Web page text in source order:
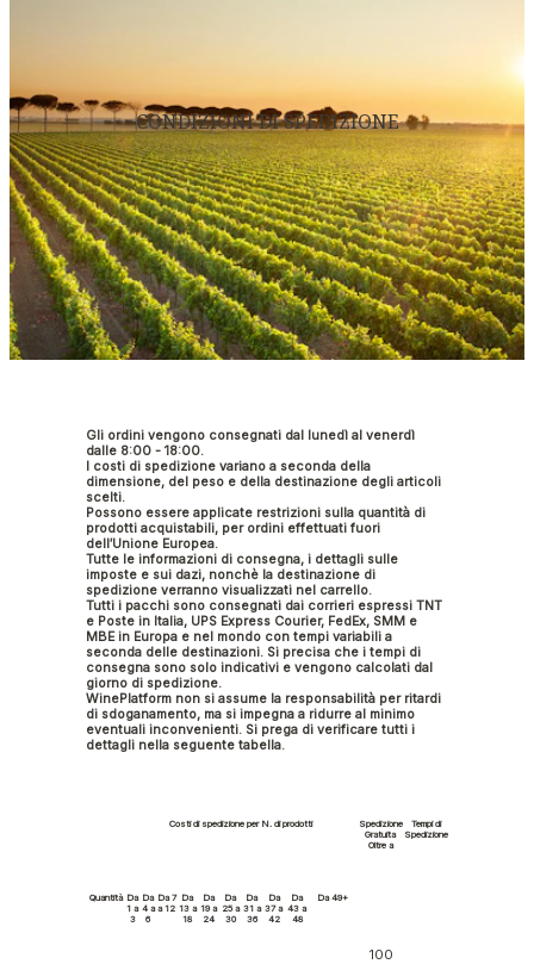
CONDIZIONI DI SPEDIZIONE
Gli ordini vengono consegnati dal lunedì al venerdì
dalle 8:00 - 18:00.
I costi di spedizione variano a seconda della
dimensione, del peso e della destinazione degli articoli
scelti.
Possono essere applicate restrizioni sulla quantità di
prodotti acquistabili, per ordini effettuati fuori
dell′Unione Europea.
Tutte le informazioni di consegna, i dettagli sulle
imposte e sui dazi, nonchè la destinazione di
spedizione verranno visualizzati nel carrello.
Tutti i pacchi sono consegnati dai corrieri espressi TNT
e Poste in Italia, UPS Express Courier, FedEx, SMM e
MBE in Europa e nel mondo con tempi variabili a
seconda delle destinazioni. Si precisa che i tempi di
consegna sono solo indicativi e vengono calcolati dal
giorno di spedizione.
WinePlatform non si assume la responsabilità per ritardi
di sdoganamento, ma si impegna a ridurre al minimo
eventuali inconvenienti. Si prega di verificare tutti i
dettagli nella seguente tabella.
Costi di spedizione per N. di prodotti
Spedizione
Gratuita
Oltre a
Tempi di
Spedizione
Quantità Da
1 a
3
Da
4 a
6
Da 7
a 12
Da
13 a
18
Da
19 a
24
Da
25 a
30
Da
31 a
36
Da
37 a
42
Da
43 a
48
Da 49+
100